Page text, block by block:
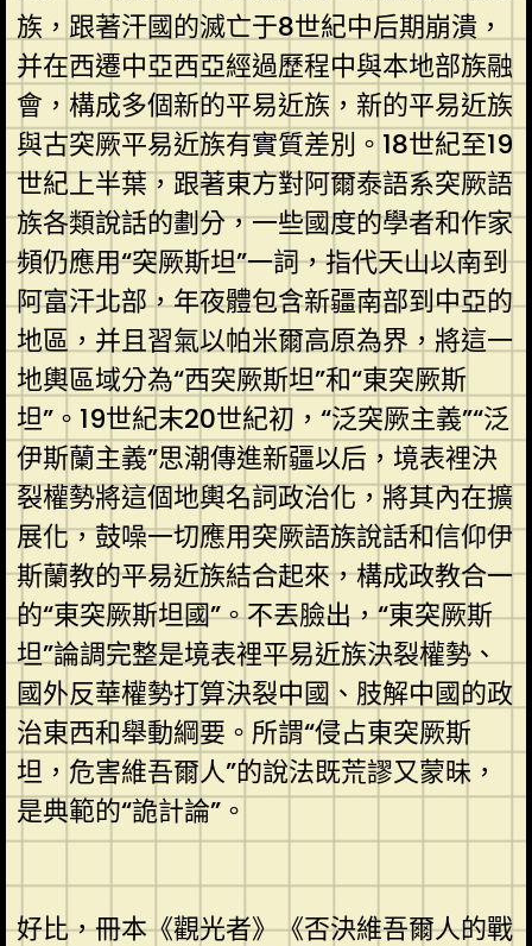
族，跟著汗國的滅亡于8世紀中后期崩潰，
并在西遷中亞西亞經過歷程中與本地部族融
會，構成多個新的平易近族，新的平易近族
與古突厥平易近族有實質差別。18世紀至19
世紀上半葉，跟著東方對阿爾泰語系突厥語
族各類說話的劃分，一些國度的學者和作家
頻仍應用“突厥斯坦”一詞，指代天山以南到
阿富汗北部，年夜體包含新疆南部到中亞的
地區，并且習氣以帕米爾高原為界，將這一
地輿區域分為“西突厥斯坦”和“東突厥斯
坦”。19世紀末20世紀初，“泛突厥主義”“泛
伊斯蘭主義”思潮傳進新疆以后，境表裡決
裂權勢將這個地輿名詞政治化，將其內在擴
展化，鼓噪一切應用突厥語族說話和信仰伊
斯蘭教的平易近族結合起來，構成政教合一
的“東突厥斯坦國”。不丟臉出，“東突厥斯
坦”論調完整是境表裡平易近族決裂權勢、
國外反華權勢打算決裂中國、肢解中國的政
治東西和舉動綱要。所謂“侵占東突厥斯
坦，危害維吾爾人”的說法既荒謬又蒙昧，
是典範的“詭計論”。
好比，冊本《觀光者》《否決維吾爾人的戰